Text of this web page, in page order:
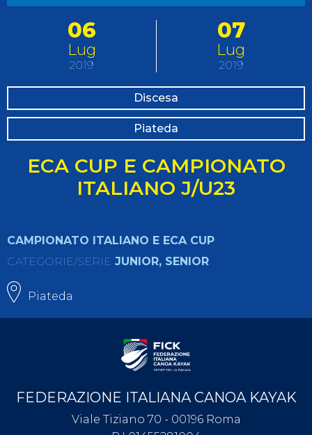
06
Lug
2019
07
Lug
2019
Discesa
Piateda
ECA CUP E CAMPIONATO
ITALIANO J/U23
CAMPIONATO ITALIANO E ECA CUP
CATEGORIE/SERIE JUNIOR, SENIOR
Piateda
FEDERAZIONE ITALIANA CANOA KAYAK
Viale Tiziano 70 - 00196 Roma